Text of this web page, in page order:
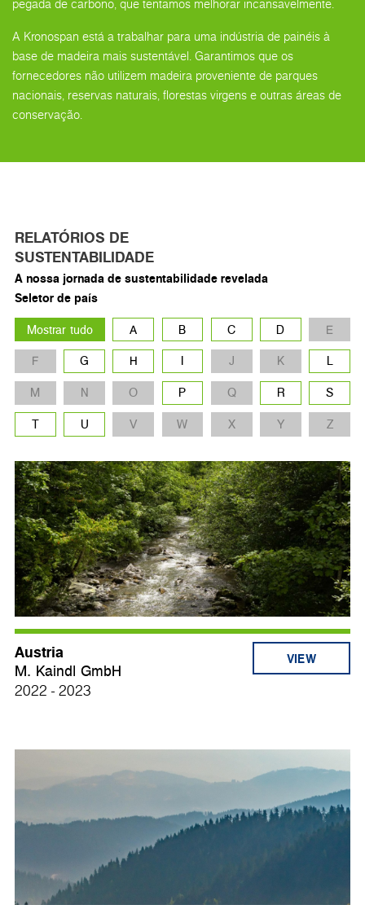
pegada de carbono, que tentamos melhorar incansavelmente.
A Kronospan está a trabalhar para uma indústria de painéis à
base de madeira mais sustentável. Garantimos que os
fornecedores não utilizem madeira proveniente de parques
nacionais, reservas naturais, florestas virgens e outras áreas de
conservação.
RELATÓRIOS DE
SUSTENTABILIDADE
A nossa jornada de sustentabilidade revelada
Seletor de país
Mostrar tudo
A B C D
E
F
G H I J K
L
M
N O P Q R
S
T
U V W X Y Z
Austria
M. Kaindl GmbH
2022 - 2023
VIEW